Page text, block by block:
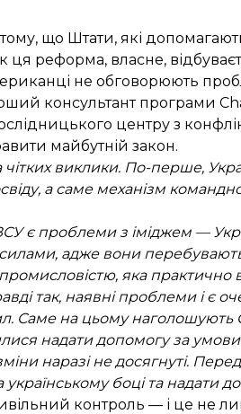
що Штати, які
ця реформа, власне,
не обговорюють
консультант програми
центру з
майбутній закон.
чітких виклики. По-перше,
а саме механізм
є проблеми з іміджем —
адже вони
яка практично
так, наявні проблеми і є
Саме на цьому наголошують
надати допомогу за
наразі не досягнуті.
українському боці та надати
контроль — і це не